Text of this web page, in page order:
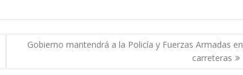
Gobierno mantendrá a la Policía y Fuerzas Armadas en
carreteras